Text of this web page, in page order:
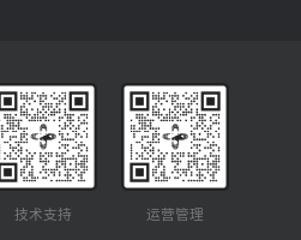
技术支持 运营管理